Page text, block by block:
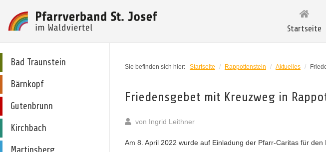
Startseite
Bad Traunstein
Bärnkopf
Gutenbrunn
Kirchbach
Sie befinden sich hier: Startseite / Rappottenstein / Aktuelles /
Friedensgebet mit Kreuzweg in
von Ingrid Leithner
Am 8. April 2022 wurde auf Einladung der Pfarr-Caritas für den